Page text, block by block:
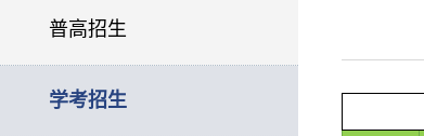
普高招生
学考招生